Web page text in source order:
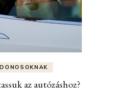
az autózáshoz?